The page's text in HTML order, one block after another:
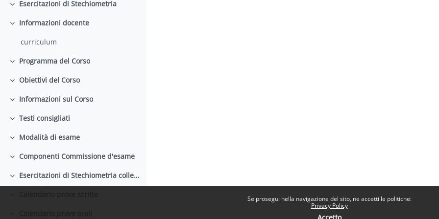
Se prosegui nella navigazione del sito, ne accetti le politiche:
Privacy Policy
Minimizza
Esercitazioni di Stechiometria
Minimizza
Informazioni docente
curriculum
Minimizza
Programma del Corso
Minimizza
Obiettivi del Corso
Minimizza
Informazioni sul Corso
Minimizza
Testi consigliati
Minimizza
Modalità di esame
Minimizza
Componenti Commissione d'esame
Minimizza Esercitazioni di Stechiometria collegate con il Corso